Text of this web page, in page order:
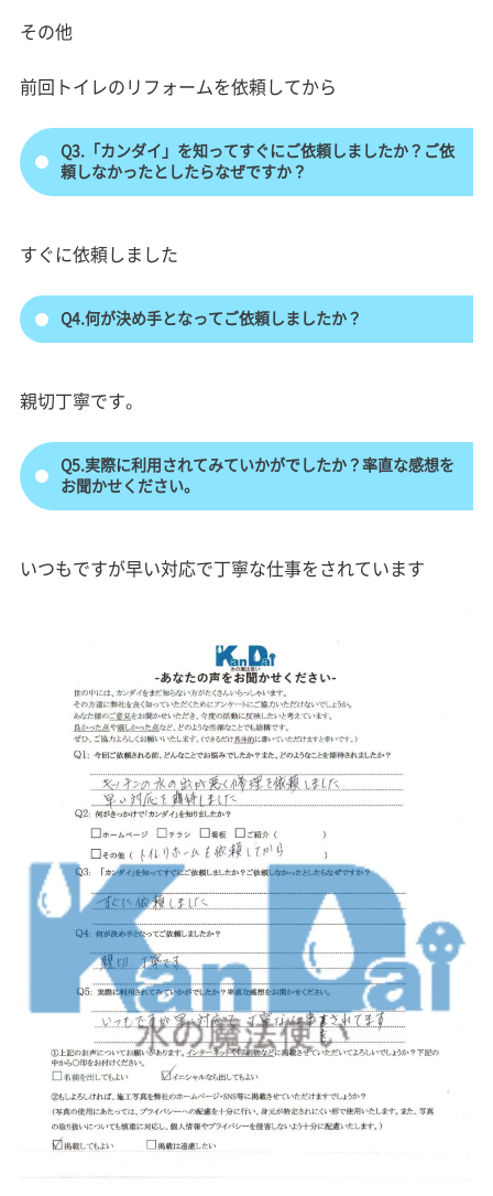
その他
前回トイレのリフォームを依頼してから
Q3.「カンダイ」を知ってすぐにご依頼しましたか？ご依
頼しなかったとしたらなぜですか？
すぐに依頼しました
Q4.何が決め手となってご依頼しましたか？
親切丁寧です。
Q5.実際に利用されてみていかがでしたか？率直な感想を
お聞かせください。
いつもですが早い対応で丁寧な仕事をされています